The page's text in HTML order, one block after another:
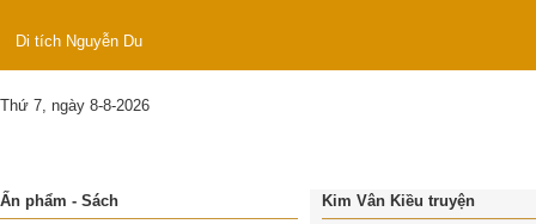
Di tích Nguyễn Du
Thứ 7, ngày 8-8-2026
Ấn phẩm - Sách Kim Vân Kiều truyện